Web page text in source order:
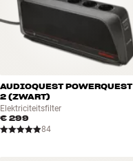
MERKEN
NIEUW
AANBIEDINGEN
Winkels
AUDIOQUEST POWERQUEST
2 (ZWART)
Elektriciteitsfilter
€ 299
84